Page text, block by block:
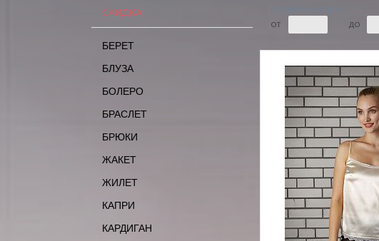
ОТ ДО
СКИДКА
БЕРЕТ
БЛУЗА
БОЛЕРО
БРАСЛЕТ
БРЮКИ
ЖАКЕТ
ЖИЛЕТ
КАПРИ
КАРДИГАН